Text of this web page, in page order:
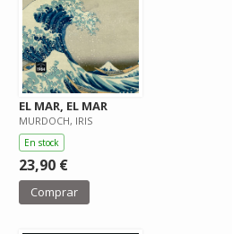
EL MAR, EL MAR
MURDOCH, IRIS
En stock
23,90 €
Comprar